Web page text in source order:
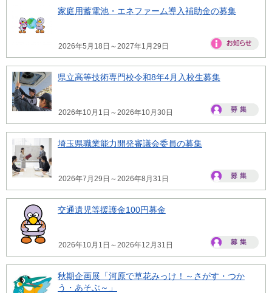
家庭用蓄電池・エネファーム導入補助金の募集
2026年5月18日～2027年1月29日
県立高等技術専門校令和8年4月入校生募集
2026年10月1日～2026年10月30日
埼玉県職業能力開発審議会委員の募集
2026年7月29日～2026年8月31日
交通遺児等援護金100円募金
2026年10月1日～2026年12月31日
秋期企画展「河原で草花みっけ！～さがす・つか
う・あそぶ～」